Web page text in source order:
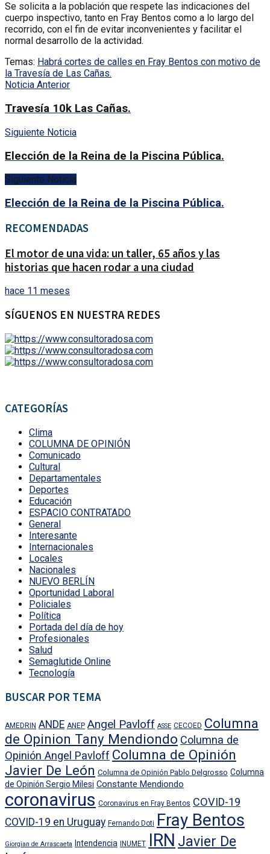
Se solicita a la población que respete las indicaciones del
cuerpo inspectivo, tanto en Fray Bentos como a lo largo del
recorrido, con el fin de evitar inconvenientes y facilitar el
normal desarrollo de la actividad.
Temas: Habrá cortes de calles en Fray Bentos con motivo de
la Travesía de Las Cañas.
Noticia Anterior
Travesía 10k Las Cañas.
Siguiente Noticia
Elección de la Reina de la Piscina Pública.
Siguiente Noticia
Elección de la Reina de la Piscina Pública.
RECOMENDADAS
El motor de una vida: un taller, 65 años y las
historias que hacen rodar a una ciudad
hace 11 meses
SÍGUENOS EN NUESTRA REDES
CATEGORÍAS
Clima
COLUMNA DE OPINIÓN
Comunicado
Cultural
Departamentales
Deportes
Educación
ESPACIO CONTRATADO
General
Interesante
Internacionales
Locales
Nacionales
NUEVO BERLÍN
Oportunidad Laboral
Policiales
Política
Portada del día de hoy
Profesionales
Salud
Semaglutide Online
Tecnología
BUSCAR POR TEMA
AMEDRIN ANDE ANEP Angel Pavloff ASSE CECOED Columna
de Opinion Tany Mendiondo Columna de
Opinión Angel Pavloff Columna de Opinión
Javier De León Columna de Opinión Pablo Delgrosso Columna
de Opinión Sergio Milesi Constante Mendiondo
coronavirus Coronavirus en Fray Bentos COVID-19
COVID-19 en Uruguay Fernando Doti Fray Bentos
Giorgian de Arrascaeta Intendencia INUMET IRN Javier De